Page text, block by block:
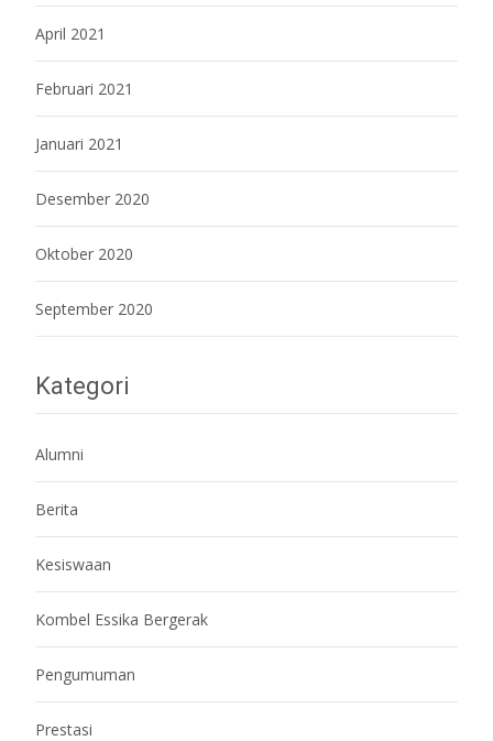
April 2021
Februari 2021
Januari 2021
Desember 2020
Oktober 2020
September 2020
Kategori
Alumni
Berita
Kesiswaan
Kombel Essika Bergerak
Pengumuman
Prestasi